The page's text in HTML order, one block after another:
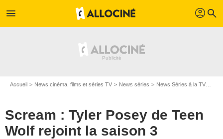
menu profil search
Accueil News cinéma, films et séries TV News séries News Séries à la TV
Scream : Tyler Posey de Teen
Wolf rejoint la saison 3